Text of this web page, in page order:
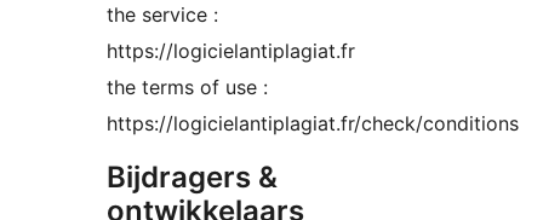
the service :
https://logicielantiplagiat.fr
the terms of use :
https://logicielantiplagiat.fr/check/conditions
Bijdragers &
ontwikkelaars